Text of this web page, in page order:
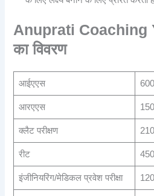
Anuprati Coaching
का विवरण
आईएएस 600
आरएएस
क्लैट परीक्षण
रीट
इंजीनियरिंग/मेडिकल प्रवेश परीक्षा